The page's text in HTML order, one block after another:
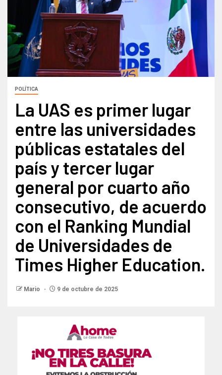
POLÍTICA
La UAS es primer lugar
entre las universidades
públicas estatales del
país y tercer lugar
general por cuarto año
consecutivo, de acuerdo
con el Ranking Mundial
de Universidades de
Times Higher Education.
Mario 9 de octubre de 2025